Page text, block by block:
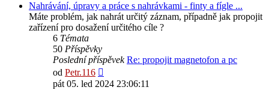
Nahrávání, úpravy a práce s nahrávkami - finty a fígle ...
Máte problém, jak nahrát určitý záznam, případně jak propojit
zařízení pro dosažení určitého cíle ?
6 Témata
50 Příspěvky
Poslední příspěvek Re: propojit magnetofon a pc
od Petr.116
poslední
pát 05. led 2024 23:06:11